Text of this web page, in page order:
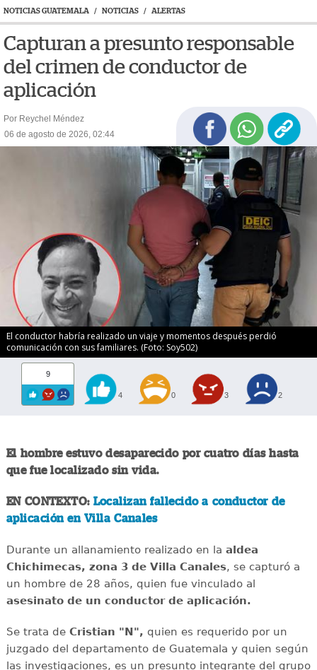
NOTICIAS GUATEMALA / NOTICIAS / ALERTAS
Capturan a presunto responsable
del crimen de conductor de
aplicación
Por Reychel Méndez
06 de agosto de 2026, 02:44
El conductor habría realizado un viaje y momentos después perdió
comunicación con sus familiares. (Foto: Soy502)
9
4 0 3 2
El hombre estuvo desaparecido por cuatro días hasta
que fue localizado sin vida.
EN CONTEXTO:Localizan fallecido a conductor de
aplicación en Villa Canales
Durante un allanamiento realizado en la aldea
Chichimecas, zona 3 de Villa Canales, se capturó a
un hombre de 28 años, quien fue vinculado al
asesinato de un conductor de aplicación.
Se trata de Cristian "N", quien es requerido por un
juzgado del departamento de Guatemala y quien según
las investigaciones, es un presunto integrante del grupo